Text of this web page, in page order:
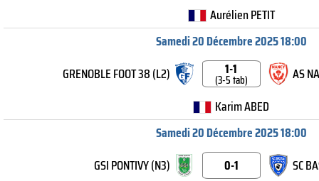
Aurélien PETIT
Samedi 20 Décembre 2025 18:00
GRENOBLE FOOT 38 (L2)
1-1
(3-5 tab)
AS
Karim ABED
Samedi 20 Décembre 2025 18:00
GSI PONTIVY (N3)
0-1
SC